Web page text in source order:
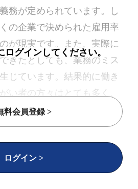
務が定められています。し
の企業で決められた雇用率
が現実です。また、実際に
きたとしても、業務のミス
じています。結果的に働き
い者の方々はとても多く、
地方の障がい者の方々にと
り顕著になります。そこ
い地方の障がい者の方々と
でいる企業を繋げる事が出
。
ログインしてください。
料会員登録 >
ログイン >